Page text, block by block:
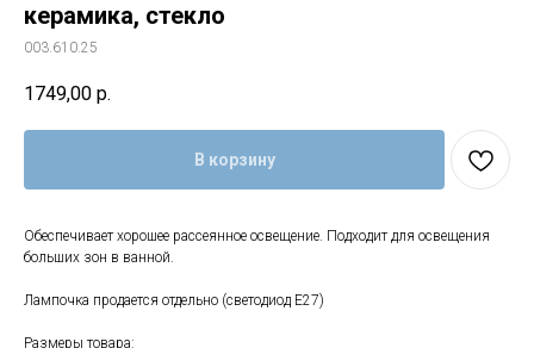
керамика, стекло
003.610.25
1749,00 р.
В корзину
Обеспечивает хорошее рассеянное освещение. Подходит для освещения
больших зон в ванной.
Лампочка продается отдельно (светодиод E27)
Размеры товара: